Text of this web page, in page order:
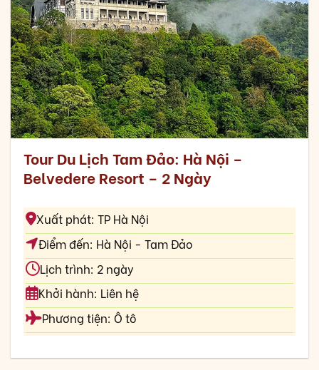
Tour Du Lịch Tam Đảo: Hà Nội –
Belvedere Resort – 2 Ngày
Xuất phát: TP Hà Nội
Điểm đến: Hà Nội - Tam Đảo
Lịch trình: 2 ngày
Khởi hành: Liên hệ
Phương tiện: Ô tô